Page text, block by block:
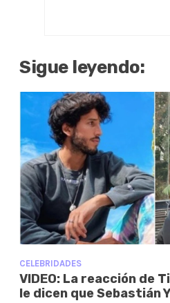
Sigue leyendo:
CELEBRIDADES
VIDEO: La reacción de
le dicen que Sebastián